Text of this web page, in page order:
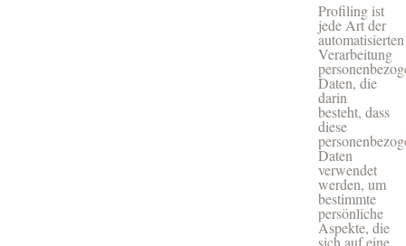
Profiling ist
jede Art der
automatisierten
Verarbeitung
Daten, die
darin
besteht, dass
diese
Daten
verwendet
werden, um
bestimmte
persönliche
Aspekte, die
sich auf eine